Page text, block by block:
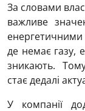
За словами
важливе
де немає газу,
зникають.
стає дедалі
У компанії